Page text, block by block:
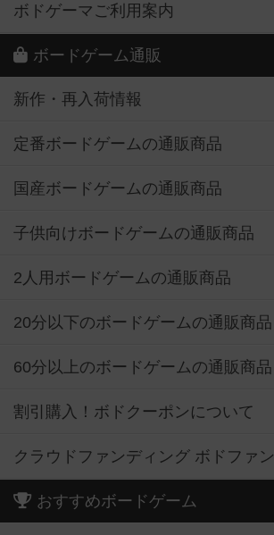
ボドゲーマご利用案内
ボードゲーム通販
新作・再入荷情報
定番ボードゲームの通販商品
国産ボードゲームの通販商品
子供向けボードゲームの通販商品
2人用ボードゲームの通販商品
20分以下のボードゲームの通販商品
60分以上のボードゲームの通販商品
割引購入！ボドクーポンについて
クラウドファンディング ボドファン
おすすめボードゲーム